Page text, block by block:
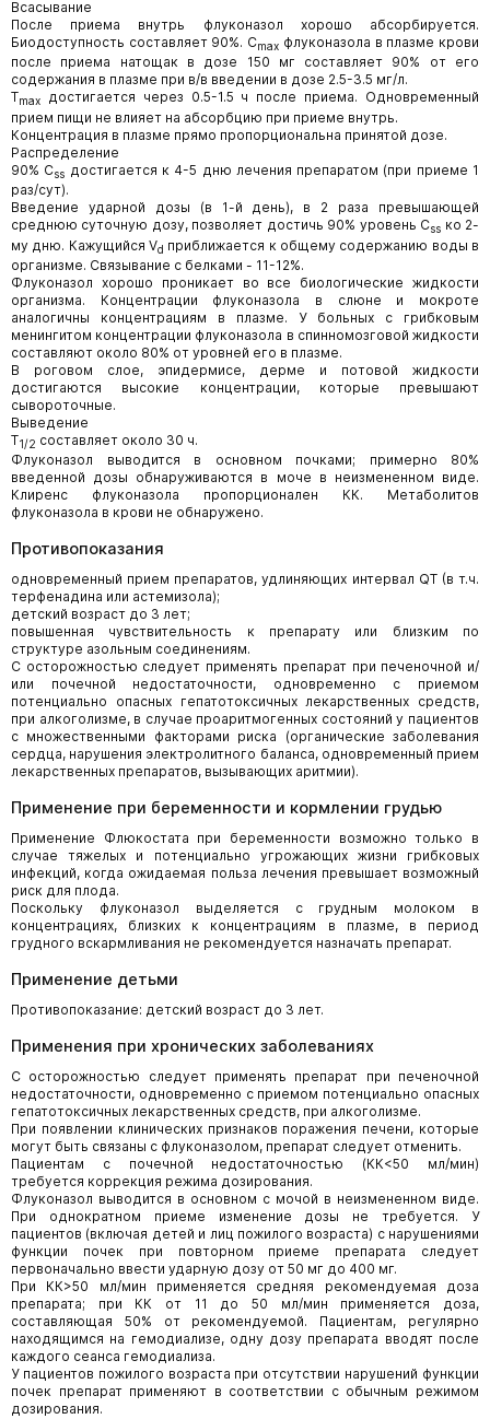
Всасывание
После приема внутрь флуконазол хорошо абсорбируется.
Биодоступность составляет 90%. Cmax флуконазола в плазме крови
после приема натощак в дозе 150 мг составляет 90% от его
содержания в плазме при в/в введении в дозе 2.5-3.5 мг/л.
Tmax
достигается через 0.5-1.5 ч после приема. Одновременный
прием пищи не влияет на абсорбцию при приеме внутрь.
Концентрация в плазме прямо пропорциональна принятой дозе.
Распределение
90% Css достигается к 4-5 дню лечения препаратом (при приеме 1
раз/сут).
Введение ударной дозы (в 1-й день), в 2 раза превышающей
среднюю суточную дозу, позволяет достичь 90% уровень Css ко 2-
му дню. Кажущийся Vd приближается к общему содержанию воды в
организме. Связывание с белками - 11-12%.
Флуконазол хорошо проникает во все биологические жидкости
организма. Концентрации флуконазола в слюне и мокроте
аналогичны концентрациям в плазме. У больных с грибковым
менингитом концентрации флуконазола в спинномозговой жидкости
составляют около 80% от уровней его в плазме.
В роговом слое, эпидермисе, дерме и потовой жидкости
достигаются высокие концентрации, которые превышают
сывороточные.
Выведение
T1/2 составляет около 30 ч.
Флуконазол выводится в основном почками; примерно 80%
введенной дозы обнаруживаются в моче в неизмененном виде.
Клиренс флуконазола пропорционален КК. Метаболитов
флуконазола в крови не обнаружено.
Противопоказания
одновременный прием препаратов, удлиняющих интервал QT (в т.ч.
терфенадина или астемизола);
детский возраст до 3 лет;
повышенная чувствительность к препарату или близким по
структуре азольным соединениям.
С осторожностью следует применять препарат при печеночной и/
или почечной недостаточности, одновременно с приемом
потенциально опасных гепатотоксичных лекарственных средств,
при алкоголизме, в случае проаритмогенных состояний у пациентов
с множественными факторами риска (органические заболевания
сердца, нарушения электролитного баланса, одновременный прием
лекарственных препаратов, вызывающих аритмии).
Применение при беременности и кормлении грудью
Применение Флюкостата при беременности возможно только в
случае тяжелых и потенциально угрожающих жизни грибковых
инфекций, когда ожидаемая польза лечения превышает возможный
риск для плода.
Поскольку флуконазол выделяется с грудным молоком в
концентрациях, близких к концентрациям в плазме, в период
грудного вскармливания не рекомендуется назначать препарат.
Применение детьми
Противопоказание: детский возраст до 3 лет.
Применения при хронических заболеваниях
С осторожностью следует применять препарат при печеночной
недостаточности, одновременно с приемом потенциально опасных
гепатотоксичных лекарственных средств, при алкоголизме.
При появлении клинических признаков поражения печени, которые
могут быть связаны с флуконазолом, препарат следует отменить.
Пациентам с почечной недостаточностью (КК<50 мл/мин)
требуется коррекция режима дозирования.
Флуконазол выводится в основном с мочой в неизмененном виде.
При однократном приеме изменение дозы не требуется. У
пациентов (включая детей и лиц пожилого возраста) с нарушениями
функции почек при повторном приеме препарата следует
первоначально ввести ударную дозу от 50 мг до 400 мг.
При КК>50 мл/мин применяется средняя рекомендуемая доза
препарата; при КК от 11 до 50 мл/мин применяется доза,
составляющая 50% от рекомендуемой. Пациентам, регулярно
находящимся на гемодиализе, одну дозу препарата вводят после
каждого сеанса гемодиализа.
У пациентов пожилого возраста при отсутствии нарушений функции
почек препарат применяют в соответствии с обычным режимом
дозирования.